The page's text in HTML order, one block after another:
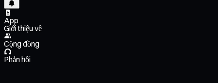
App
Giới thiệu về
Cộng đồng
Phản hồi